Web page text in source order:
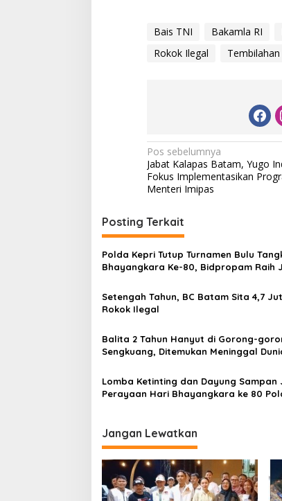
Bais TNI Bakamla RI
Rokok Ilegal
Tembilahan
N
a
v
i
g
a
s
i
p
o
s
Pos sebelumnya
Jabat Kalapas Batam, Yugo
Fokus Implementasikan
Menteri Imipas
Posting Terkait
Polda Kepri Tutup Turnamen Bulu
Bhayangkara Ke-80, Bidpropam Raih
Setengah Tahun, BC Batam Sita 4,7
Rokok Ilegal
Balita 2 Tahun Hanyut di Gorong-
Sengkuang, Ditemukan Meninggal
Lomba Ketinting dan Dayung Sampan
Perayaan Hari Bhayangkara ke 80
Jangan Lewatkan